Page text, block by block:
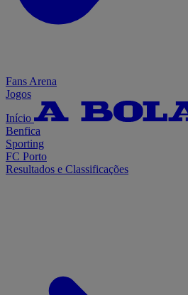
Fans Arena
Jogos
Início
Benfica
Sporting
FC Porto
Resultados e Classificações